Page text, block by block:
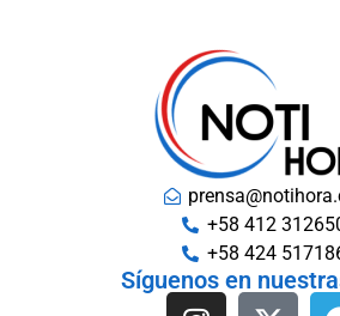
+58 412
+58 424
Síguenos en